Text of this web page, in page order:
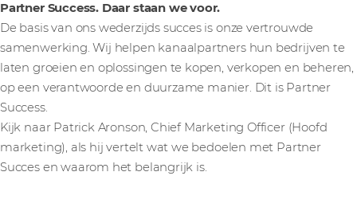
Partner Success. Daar staan we voor.
De basis van ons wederzijds succes is onze vertrouwde
samenwerking. Wij helpen kanaalpartners hun bedrijven te
laten groeien en oplossingen te kopen, verkopen en beheren,
op een verantwoorde en duurzame manier. Dit is Partner
Success.
Kijk naar Patrick Aronson, Chief Marketing Officer (Hoofd
marketing), als hij vertelt wat we bedoelen met Partner
Succes en waarom het belangrijk is.